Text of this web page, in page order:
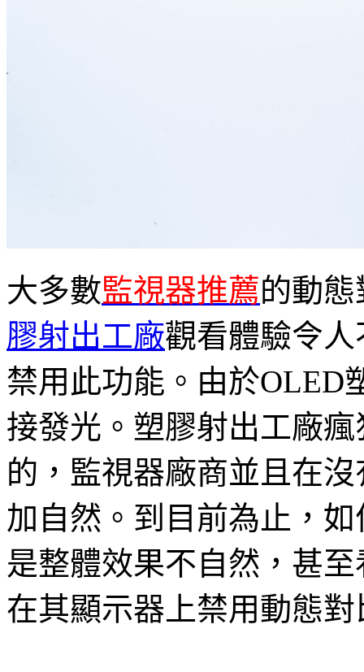
大多數監視器推薦的動
膠射出工廠觀看體驗令
禁用此功能。由於OLED
接發光。塑膠射出工廠
的，監視器廠商並且在
加自然。到目前為止，
是整體效果不自然，甚
在其顯示器上禁用動態